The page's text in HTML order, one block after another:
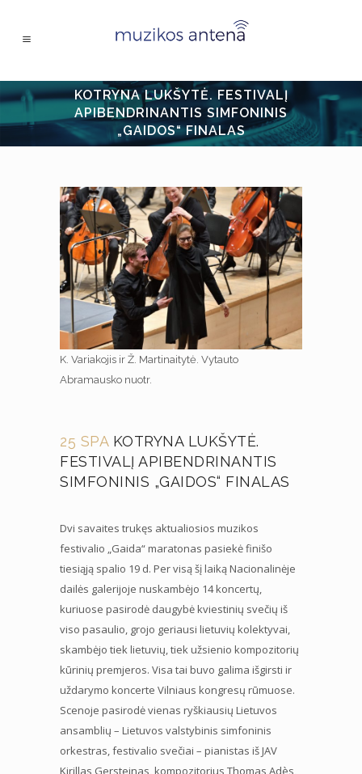
KOTRYNA LUKŠYTĖ. FESTIVALĮ
APIBENDRINANTIS SIMFONINIS
„GAIDOS“ FINALAS
K. Variakojis ir Ž. Martinaitytė. Vytauto
Abramausko nuotr.
25 SPAKOTRYNA LUKŠYTĖ.
FESTIVALĮ APIBENDRINANTIS
SIMFONINIS „GAIDOS“ FINALAS
Dvi savaites trukęs aktualiosios muzikos
festivalio „Gaida“ maratonas pasiekė finišo
tiesiąją spalio 19 d. Per visą šį laiką Nacionalinėje
dailės galerijoje nuskambėjo 14 koncertų,
kuriuose pasirodė daugybė kviestinių svečių iš
viso pasaulio, grojo geriausi lietuvių kolektyvai,
skambėjo tiek lietuvių, tiek užsienio kompozitorių
kūrinių premjeros. Visa tai buvo galima išgirsti ir
uždarymo koncerte Vilniaus kongresų rūmuose.
Scenoje pasirodė vienas ryškiausių Lietuvos
ansamblių – Lietuvos valstybinis simfoninis
orkestras, festivalio svečiai – pianistas iš JAV
Kirillas Gersteinas, kompozitorius Thomas Adès,